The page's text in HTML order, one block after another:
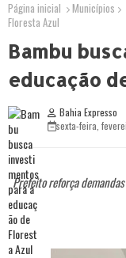
Página inicial Municípios
Floresta Azul
Bambu
educação
Bahia Expresso
sexta-feira,
Prefeito reforça